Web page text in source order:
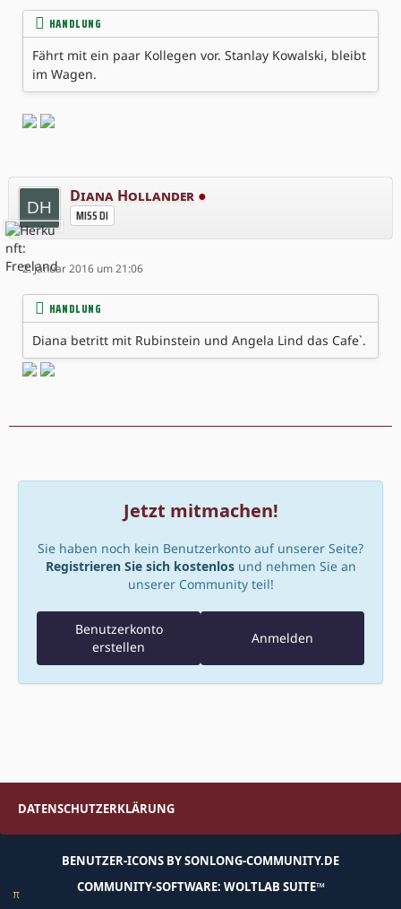
HANDLUNG
Fährt mit ein paar Kollegen vor. Stanlay Kowalski, bleibt
im Wagen.
Diana Hollander ●
MISS DI
2. Januar 2016 um 21:06
HANDLUNG
Diana betritt mit Rubinstein und Angela Lind das Cafe`.
Jetzt mitmachen!
Sie haben noch kein Benutzerkonto auf unserer Seite?
Registrieren Sie sich kostenlosund nehmen Sie an
unserer Community teil!
Benutzerkonto
erstellen
Anmelden
DATENSCHUTZERKLÄRUNG
BENUTZER-ICONS BYSONLONG-COMMUNITY.DE
COMMUNITY-SOFTWARE: WOLTLAB SUITE™
π